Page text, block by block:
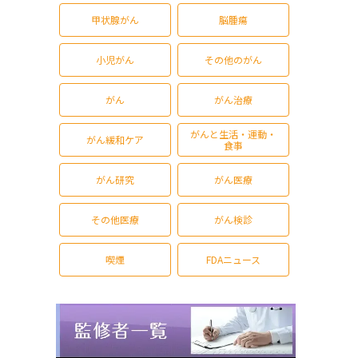
甲状腺がん 脳腫瘍
小児がん その他のがん
がん がん治療
がん緩和ケア
がんと生活・運動・
食事
がん研究 がん医療
その他医療 がん検診
喫煙 FDAニュース